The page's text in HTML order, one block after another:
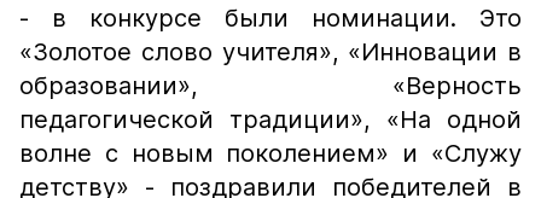
- в конкурсе были номинации. Это
«Золотое слово учителя», «Инновации в
образовании», «Верность
педагогической традиции», «На одной
волне с новым поколением» и «Служу
детству» - поздравили победителей в